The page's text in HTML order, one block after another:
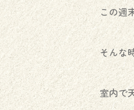
この週
そんな
室内で